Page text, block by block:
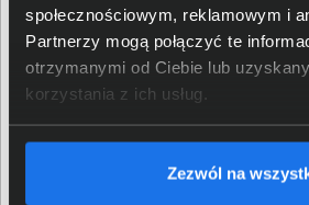
społecznościowym, reklamowym i
Partnerzy mogą połączyć te
otrzymanymi od Ciebie lub
korzystania z ich usług.
Zezwól na
nie pobiera dużych ilości energii.
zalet, jak oszczędność energii przy
zmniejszona emisja ciepła oraz
komputera.